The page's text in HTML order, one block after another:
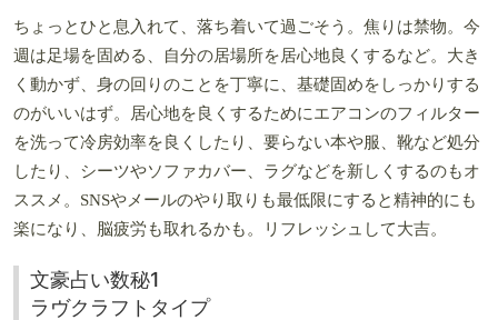
ちょっとひと息入れて、落ち着いて過ごそう。焦りは禁物。今
週は足場を固める、自分の居場所を居心地良くするなど。大き
く動かず、身の回りのことを丁寧に、基礎固めをしっかりする
のがいいはず。居心地を良くするためにエアコンのフィルター
を洗って冷房効率を良くしたり、要らない本や服、靴など処分
したり、シーツやソファカバー、ラグなどを新しくするのもオ
ススメ。SNSやメールのやり取りも最低限にすると精神的にも
楽になり、脳疲労も取れるかも。リフレッシュして大吉。
文豪占い数秘1
ラヴクラフトタイプ